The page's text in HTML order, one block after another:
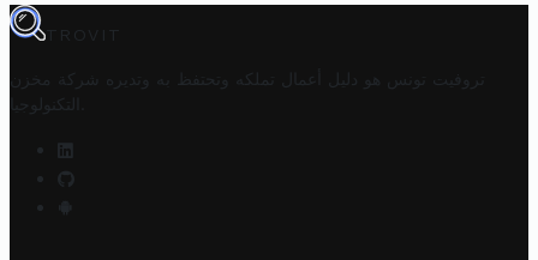
TROVIT
تروفيت تونس هو دليل أعمال تملكه وتحتفظ به وتديره
شركة مخزن
التكنولوجيا